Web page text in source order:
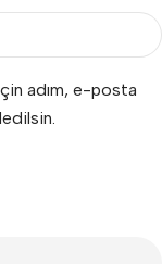
adım, e-posta